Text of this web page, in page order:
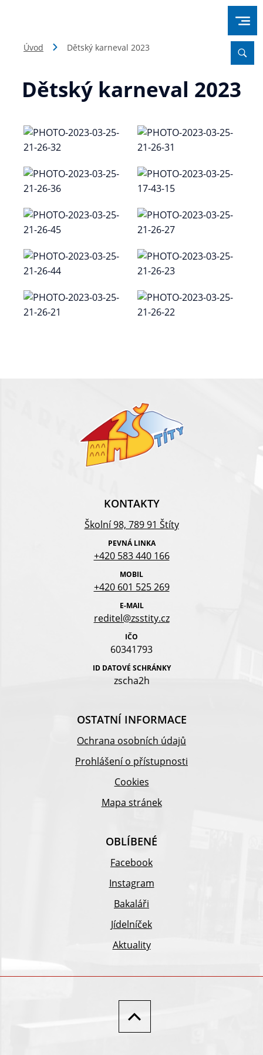
Úvod Dětský karneval 2023
Dětský karneval 2023
KONTAKTY
Školní 98, 789 91 Štíty
PEVNÁ LINKA
+420 583 440 166
MOBIL
+420 601 525 269
E-MAIL
reditel@zsstity.cz
IČO
60341793
ID DATOVÉ SCHRÁNKY
zscha2h
OSTATNÍ INFORMACE
Ochrana osobních údajů
Prohlášení o přístupnosti
Cookies
Mapa stránek
OBLÍBENÉ
Facebook
Instagram
Bakaláři
Jídelníček
Aktuality